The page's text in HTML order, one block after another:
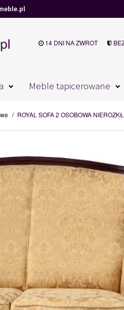
14 DNI NA ZWROT
Meble tapicerowane
/ ROYAL SOFA 2 OSOBOWA